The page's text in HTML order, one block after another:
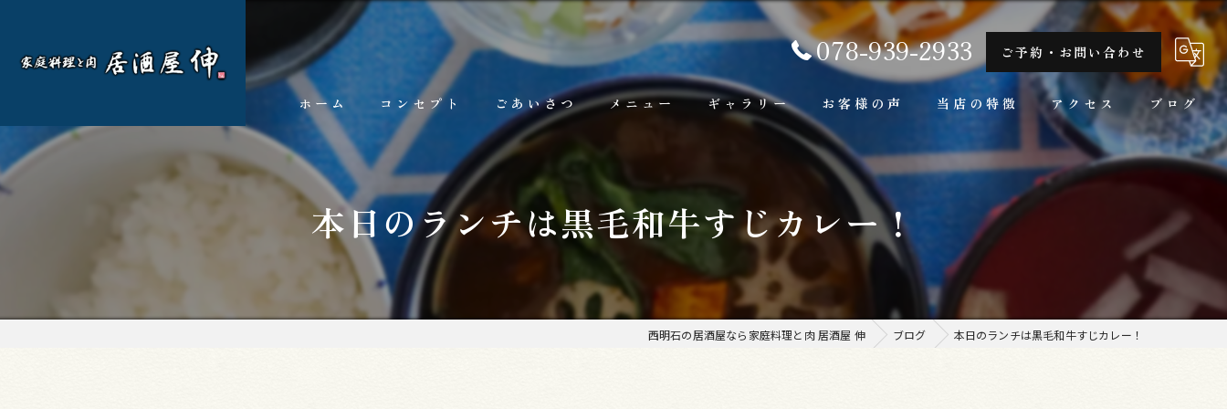
078-939-2933 ご予約・お問い合わせ
ホーム コンセプト ごあいさつ メニュー
お料理
お飲み物
ギャラリー お客様の声 当店の特徴
隠れ家
一人
ランチ
アクセス ブログ
本日のランチは黒毛和牛すじカレー！
西明石の居酒屋なら家庭料理と肉 居酒屋 伸 ブログ 本日のランチは黒毛和牛すじカレー！